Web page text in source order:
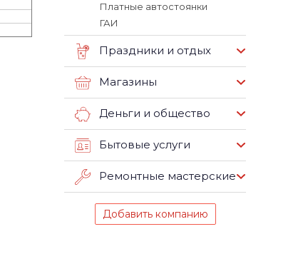
Платные автостоянки
ГАИ
Праздники и отдых
Магазины
Деньги и общество
Бытовые услуги
Ремонтные мастерские
Добавить компанию